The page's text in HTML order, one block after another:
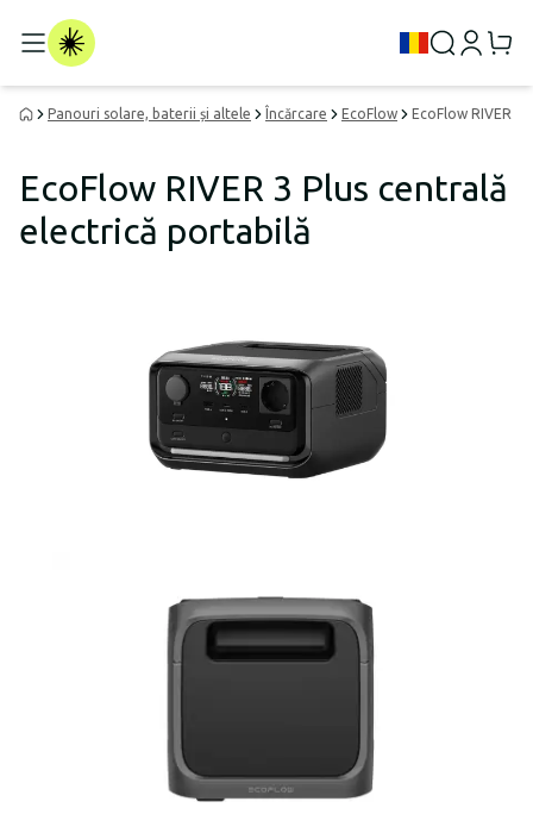
Panouri solare, baterii și altele Încărcare EcoFlow EcoFlow RIVER
EcoFlow RIVER 3 Plus centrală
electrică portabilă